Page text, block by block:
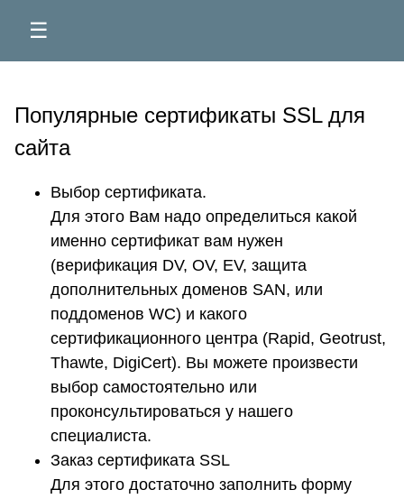
☰
Популярные сертификаты SSL для
сайта
Выбор сертификата.
Для этого Вам надо определиться какой
именно сертификат вам нужен
(верификация DV, OV, EV, защита
дополнительных доменов SAN, или
поддоменов WC) и какого
сертификационного центра (Rapid, Geotrust,
Thawte, DigiCert). Вы можете произвести
выбор самостоятельно или
проконсультироваться у нашего
специалиста.
Заказ сертификата SSL
Для этого достаточно заполнить форму